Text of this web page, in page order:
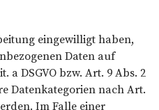
eingewilligt haben,
Daten auf
a DSGVO bzw. Art. 9 Abs. 2
Datenkategorien nach Art.
Im Falle einer